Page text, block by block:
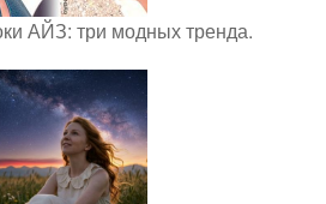
АЙЗ: три модных тренда.